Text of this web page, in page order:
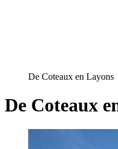
De Coteaux en Layons
De Coteaux